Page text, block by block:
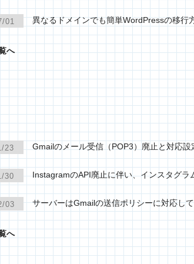
01 異なるドメインでも簡単WordPressの移行
へ
23 Gmailのメール受信（POP3）廃止と対応設
30 InstagramのAPI廃止に伴い、インスタグラ
03 サーバーはGmailの送信ポリシーに対応し
へ